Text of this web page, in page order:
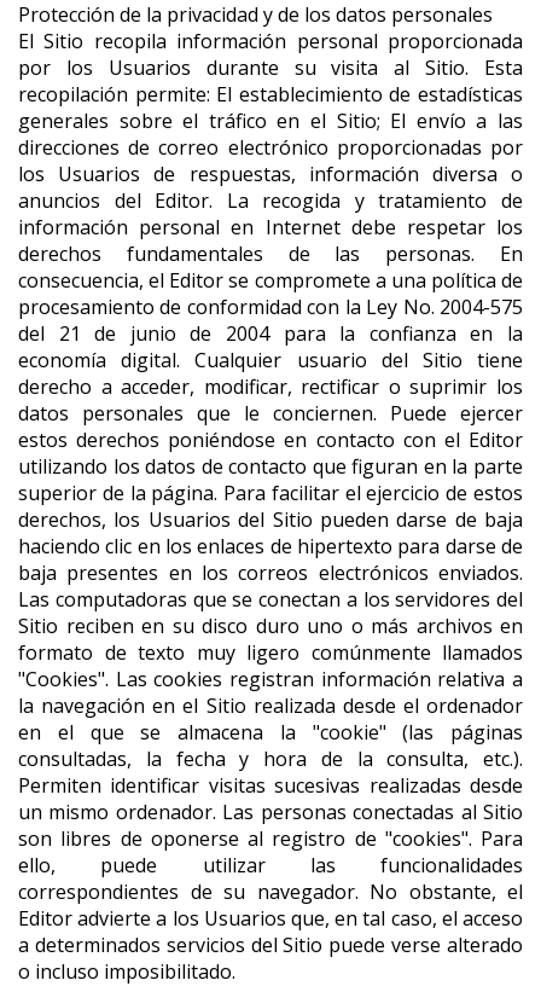
Protección de la privacidad y de los datos personales
El Sitio recopila información personal proporcionada
por los Usuarios durante su visita al Sitio. Esta
recopilación permite: El establecimiento de estadísticas
generales sobre el tráfico en el Sitio; El envío a las
direcciones de correo electrónico proporcionadas por
los Usuarios de respuestas, información diversa o
anuncios del Editor. La recogida y tratamiento de
información personal en Internet debe respetar los
derechos fundamentales de las personas. En
consecuencia, el Editor se compromete a una política de
procesamiento de conformidad con la Ley No. 2004-575
del 21 de junio de 2004 para la confianza en la
economía digital. Cualquier usuario del Sitio tiene
derecho a acceder, modificar, rectificar o suprimir los
datos personales que le conciernen. Puede ejercer
estos derechos poniéndose en contacto con el Editor
utilizando los datos de contacto que figuran en la parte
superior de la página. Para facilitar el ejercicio de estos
derechos, los Usuarios del Sitio pueden darse de baja
haciendo clic en los enlaces de hipertexto para darse de
baja presentes en los correos electrónicos enviados.
Las computadoras que se conectan a los servidores del
Sitio reciben en su disco duro uno o más archivos en
formato de texto muy ligero comúnmente llamados
"Cookies". Las cookies registran información relativa a
la navegación en el Sitio realizada desde el ordenador
en el que se almacena la "cookie" (las páginas
consultadas, la fecha y hora de la consulta, etc.).
Permiten identificar visitas sucesivas realizadas desde
un mismo ordenador. Las personas conectadas al Sitio
son libres de oponerse al registro de "cookies". Para
ello, puede utilizar las funcionalidades
correspondientes de su navegador. No obstante, el
Editor advierte a los Usuarios que, en tal caso, el acceso
a determinados servicios del Sitio puede verse alterado
o incluso imposibilitado.